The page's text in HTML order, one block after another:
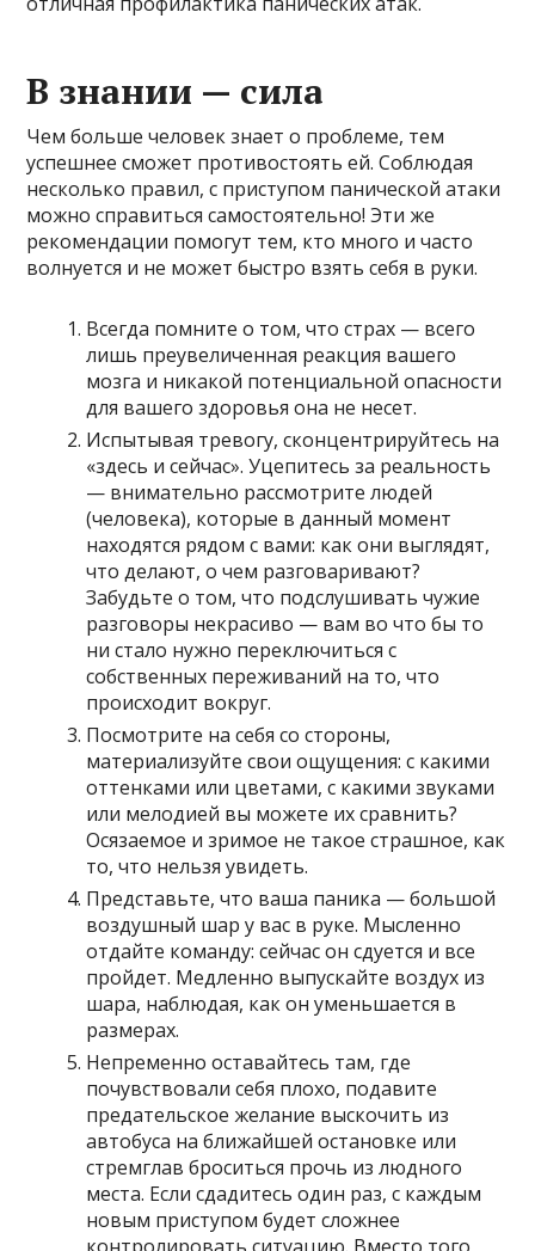
В знании — сила
Чем больше человек знает о проблеме, тем
успешнее сможет противостоять ей. Соблюдая
несколько правил, с приступом панической атаки
можно справиться самостоятельно! Эти же
рекомендации помогут тем, кто много и часто
волнуется и не может быстро взять себя в руки.
Всегда помните о том, что страх — всего
лишь преувеличенная реакция вашего
мозга и никакой потенциальной опасности
для вашего здоровья она не несет.
Испытывая тревогу, сконцентрируйтесь на
«здесь и сейчас». Уцепитесь за реальность
— внимательно рассмотрите людей
(человека), которые в данный момент
находятся рядом с вами: как они выглядят,
что делают, о чем разговаривают?
Забудьте о том, что подслушивать чужие
разговоры некрасиво — вам во что бы то
ни стало нужно переключиться с
собственных переживаний на то, что
происходит вокруг.
Посмотрите на себя со стороны,
материализуйте свои ощущения: с какими
оттенками или цветами, с какими звуками
или мелодией вы можете их сравнить?
Осязаемое и зримое не такое страшное, как
то, что нельзя увидеть.
Представьте, что ваша паника — большой
воздушный шар у вас в руке. Мысленно
отдайте команду: сейчас он сдуется и все
пройдет. Медленно выпускайте воздух из
шара, наблюдая, как он уменьшается в
размерах.
Непременно оставайтесь там, где
почувствовали себя плохо, подавите
предательское желание выскочить из
автобуса на ближайшей остановке или
стремглав броситься прочь из людного
места. Если сдадитесь один раз, с каждым
новым приступом будет сложнее